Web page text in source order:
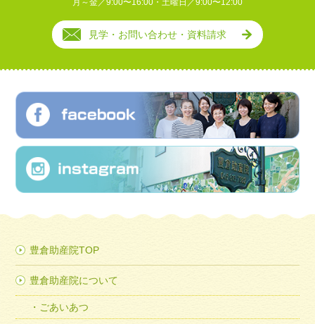
月～金／9:00〜16:00・土曜日／9:00〜12:00
見学・お問い合わせ・資料請求
豊倉助産院TOP
豊倉助産院について
ごあいあつ